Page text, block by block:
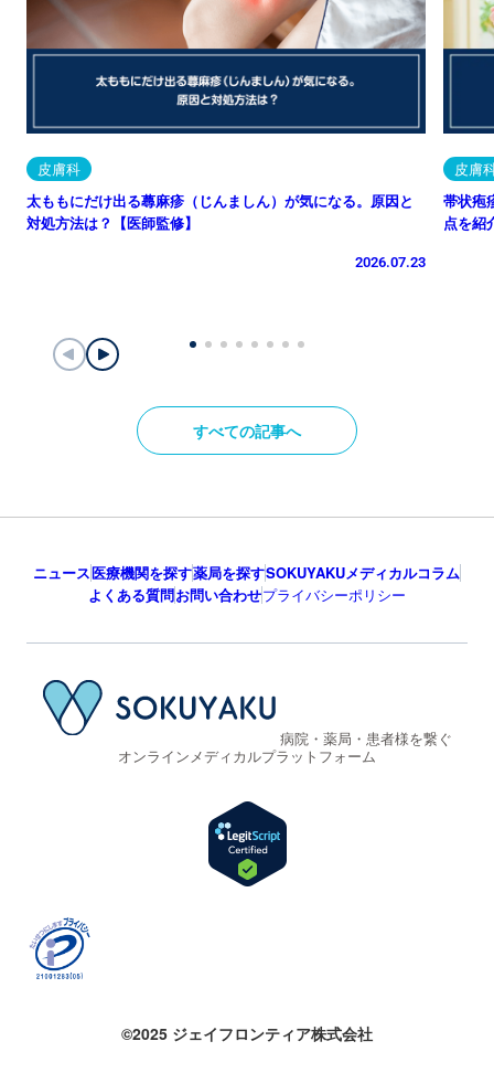
皮膚科
太ももにだけ出る蕁麻疹（じんましん）が気になる。原因と
対処方法は？【医師監修】
2026.07.23
皮膚
帯状疱
点を紹
すべての記事へ
ニュース医療機関を探す薬局を探すSOKUYAKUメディカルコラム
よくある質問お問い合わせプライバシーポリシー
病院・薬局・患者様を繋ぐ
オンラインメディカルプラットフォーム
©2025 ジェイフロンティア株式会社